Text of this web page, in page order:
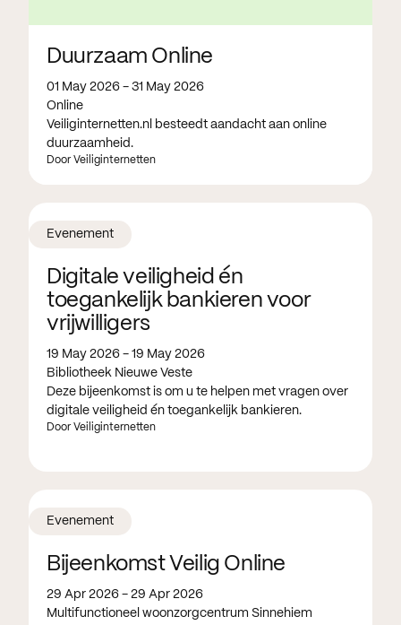
Duurzaam Online
01 May 2026 - 31 May 2026
Online
Veiliginternetten.nl besteedt aandacht aan online
duurzaamheid.
Door Veiliginternetten
Digitale veiligheid én
toegankelijk bankieren voor
vrijwilligers
19 May 2026 - 19 May 2026
Bibliotheek Nieuwe Veste
Deze bijeenkomst is om u te helpen met vragen over
digitale veiligheid én toegankelijk bankieren.
Door Veiliginternetten
Evenement
Bijeenkomst Veilig Online
29 Apr 2026 - 29 Apr 2026
Multifunctioneel woonzorgcentrum Sinnehiem
Evenement